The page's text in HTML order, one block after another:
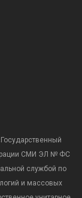
СМИ ЭЛ № ФС
службой по
и массовых